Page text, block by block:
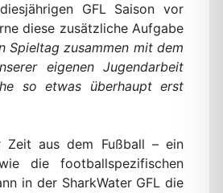
GFL Saison vor
diese zusätzliche Aufgabe
Spieltag zusammen mit dem
eigenen Jugendarbeit
so etwas überhaupt erst
Zeit aus dem Fußball – ein
die footballspezifischen
in der SharkWater GFL die